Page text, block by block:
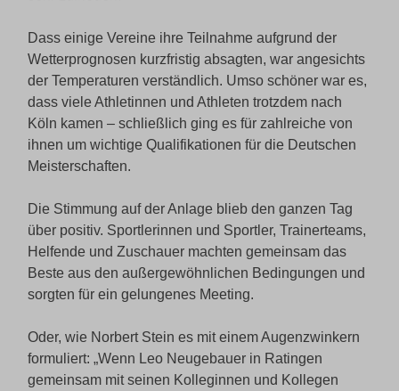
Dass einige Vereine ihre Teilnahme aufgrund der
Wetterprognosen kurzfristig absagten, war angesichts
der Temperaturen verständlich. Umso schöner war es,
dass viele Athletinnen und Athleten trotzdem nach
Köln kamen – schließlich ging es für zahlreiche von
ihnen um wichtige Qualifikationen für die Deutschen
Meisterschaften.
Die Stimmung auf der Anlage blieb den ganzen Tag
über positiv. Sportlerinnen und Sportler, Trainerteams,
Helfende und Zuschauer machten gemeinsam das
Beste aus den außergewöhnlichen Bedingungen und
sorgten für ein gelungenes Meeting.
Oder, wie Norbert Stein es mit einem Augenzwinkern
formuliert: „Wenn Leo Neugebauer in Ratingen
gemeinsam mit seinen Kolleginnen und Kollegen